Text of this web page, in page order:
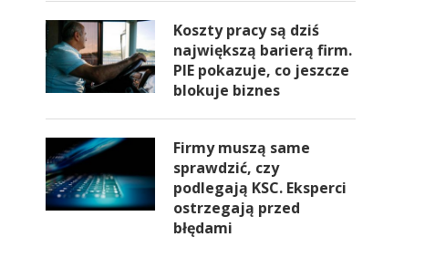
Koszty pracy są dziś
największą barierą firm.
PIE pokazuje, co jeszcze
blokuje biznes
Firmy muszą same
sprawdzić, czy
podlegają KSC. Eksperci
ostrzegają przed
błędami